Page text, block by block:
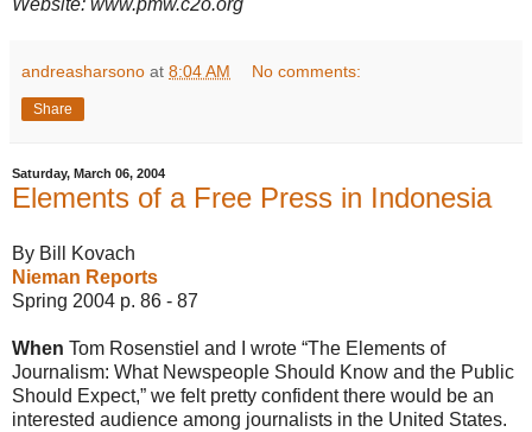
andreasharsono at 8:04 AM No comments:
Share
Saturday, March 06, 2004
Elements of a Free Press in Indonesia
By Bill Kovach
Nieman Reports
Spring 2004 p. 86 - 87
When Tom Rosenstiel and I wrote “The Elements of
Journalism: What Newspeople Should Know and the Public
Should Expect,” we felt pretty confident there would be an
interested audience among journalists in the United States.